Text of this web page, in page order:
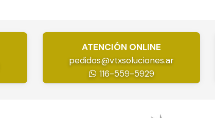
ATENCIÓN ONLINE
pedidos@vtxsoluciones.ar
116-559-5929